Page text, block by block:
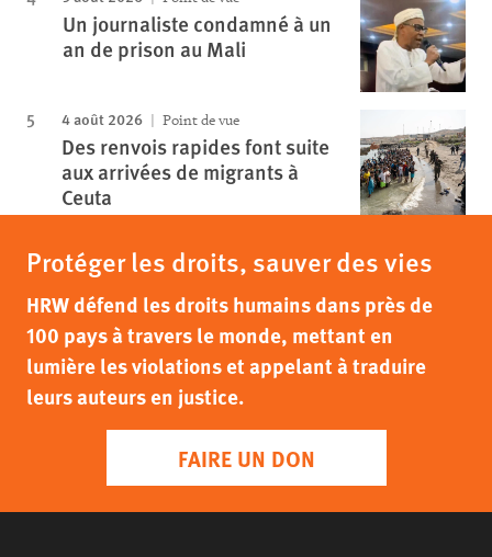
Un journaliste condamné à un
an de prison au Mali
4 août 2026 Point de vue
Des renvois rapides font suite
aux arrivées de migrants à
Ceuta
Protéger les droits, sauver des vies
HRW défend les droits humains dans près de
100 pays à travers le monde, mettant en
lumière les violations et appelant à traduire
leurs auteurs en justice.
FAIRE UN DON